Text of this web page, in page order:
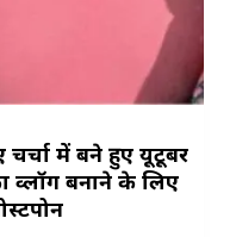
चर्चा में बने हुए यूटूबर
व्लॉग बनाने के लिए